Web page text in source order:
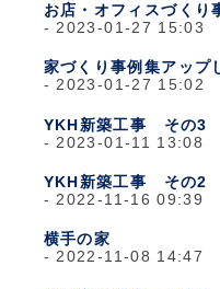
お店・オフィスづくり
2023-01-27 15:03
家づくり事例集アップ
2023-01-27 15:02
YKH新築工事 その3
2023-01-11 13:08
YKH新築工事 その2
2022-11-16 09:39
横手の家
2022-11-08 14:47